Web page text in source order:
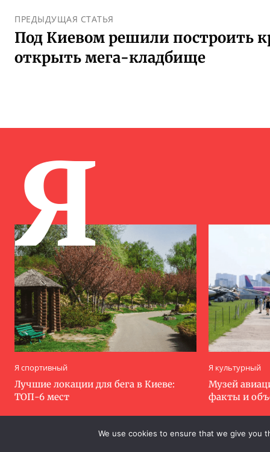
ПРЕДЫДУЩАЯ СТАТЬЯ
Под Киевом решили построить
открыть мега-кладбище
Я
Я спортивный
Лучшие локации для бега в Киеве:
ТОП-6 мест
Я культурный
Музей
факты и
We use cookies to ensure that we give you